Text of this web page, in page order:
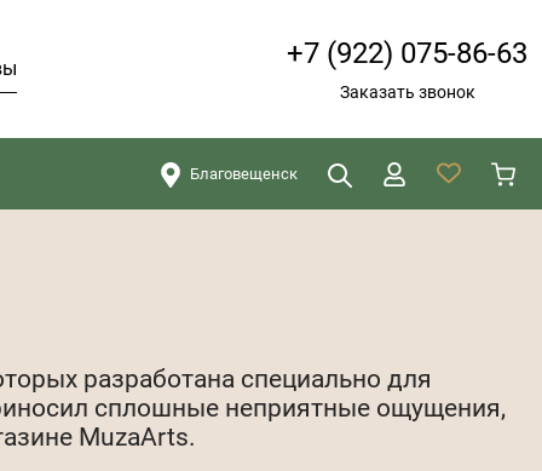
+7 (922) 075-86-63
Заказать звонок
Благовещенск
разработана специально для
сплошные неприятные ощущения,
MuzaArts.